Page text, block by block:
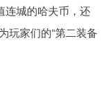
连城的哈夫币，还
玩家们的“第二装备